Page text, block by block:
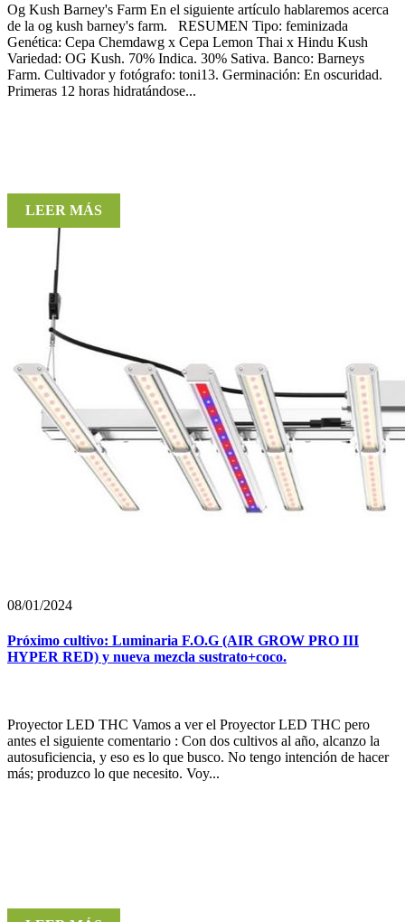
Og Kush Barney's Farm En el siguiente artículo hablaremos acerca
de la og kush barney's farm. RESUMEN Tipo: feminizada
Genética: Cepa Chemdawg x Cepa Lemon Thai x Hindu Kush
Variedad: OG Kush. 70% Indica. 30% Sativa. Banco: Barneys
Farm. Cultivador y fotógrafo: toni13. Germinación: En oscuridad.
Primeras 12 horas hidratándose...
LEER MÁS
08/01/2024
Próximo cultivo: Luminaria F.O.G (AIR GROW PRO III
HYPER RED) y nueva mezcla sustrato+coco.
Proyector LED THC Vamos a ver el Proyector LED THC pero
antes el siguiente comentario : Con dos cultivos al año, alcanzo la
autosuficiencia, y eso es lo que busco. No tengo intención de hacer
más; produzco lo que necesito. Voy...